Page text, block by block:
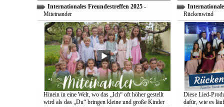
Internationales Freundestreffen 2025-
Miteinander
Hinein in eine Welt, wo das „Ich“ oft höher gestellt
wird als das „Du“ bringen kleine und große Kinder
Rückenwind
Diese Lied-
dafür, wie es